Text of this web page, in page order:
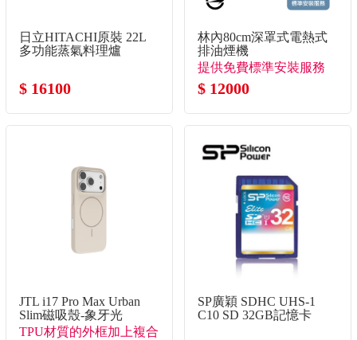
日立HITACHI原裝 22L
多功能蒸氣料理爐
$ 16100
林內80cm深罩式電熱式
排油煙機
提供免費標準安裝服務
$ 12000
JTL i17 Pro Max Urban
Slim磁吸殼-象牙光
TPU材質的外框加上複合
SP廣穎 SDHC UHS-1
C10 SD 32GB記憶卡